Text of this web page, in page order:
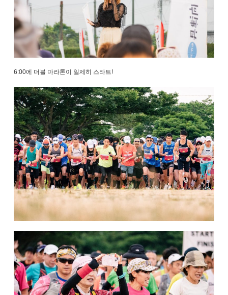
6:00에 더블 마라톤이 일제히 스타트!